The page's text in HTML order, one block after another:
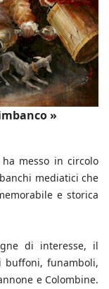
»
messo in circolo
mediatici che
e storica
di interesse, il
buffoni, funamboli,
e Colombine.